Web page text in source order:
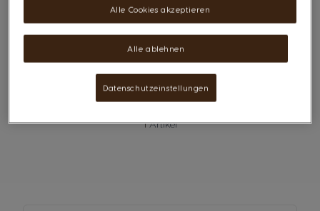
1Artikel
Alle ablehnen
Alle Cookies akzeptieren
Datenschutzeinstellungen